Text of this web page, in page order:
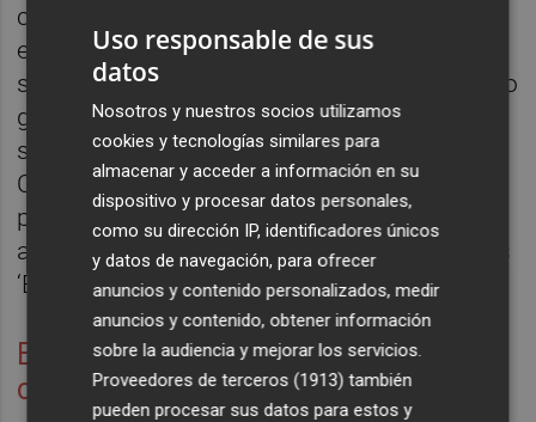
con una política expositiva que se divide
entre las convocatorias públicas y la
selección del director –siendo en este último
grupo dondese incluyen los festivales
sido las actividades la gran baza del nuevo
Centre del Carme, sumando, por ejemplo, el
programa de educación y mediación 9.500
asistentes y la sala para bebés de 0 a 3 años
‘Espai de Telles’ 10.000.
Entre festivales, convocatorias y
colaboraciones
Uso responsable de sus
datos
Nosotros y nuestros socios utilizamos
cookies y tecnologías similares para
almacenar y acceder a información en su
dispositivo y procesar datos personales,
como su dirección IP, identificadores únicos
y datos de navegación, para ofrecer
anuncios y contenido personalizados, medir
anuncios y contenido, obtener información
sobre la audiencia y mejorar los servicios.
Proveedores de terceros (1913) también
pueden procesar sus datos para estos y